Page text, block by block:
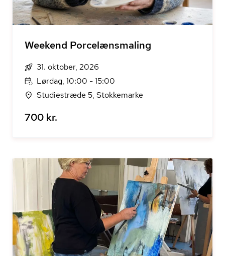
Weekend Porcelænsmaling
31. oktober, 2026
Lørdag, 10:00 - 15:00
Studiestræde 5, Stokkemarke
700 kr.